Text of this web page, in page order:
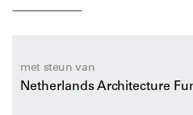
de achtergrond – zijn
presenteren en nieuwe
met steun van
Netherlands Architecture